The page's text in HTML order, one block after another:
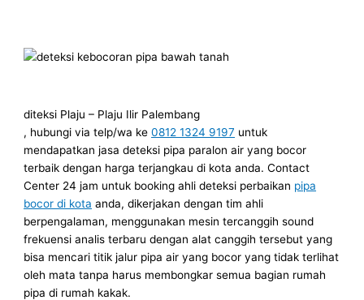
diteksi Plaju – Plaju Ilir Palembang
, hubungi via telp/wa ke0812 1324 9197 untuk
mendapatkan jasa deteksi pipa paralon air yang bocor
terbaik dengan harga terjangkau di kota anda. Contact
Center 24 jam untuk booking ahli deteksi perbaikan pipa
bocor di kota anda, dikerjakan dengan tim ahli
berpengalaman, menggunakan mesin tercanggih sound
frekuensi analis terbaru dengan alat canggih tersebut yang
bisa mencari titik jalur pipa air yang bocor yang tidak terlihat
oleh mata tanpa harus membongkar semua bagian rumah
pipa di rumah kakak.